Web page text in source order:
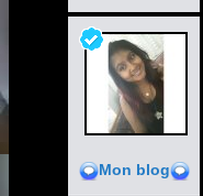
Mon blog